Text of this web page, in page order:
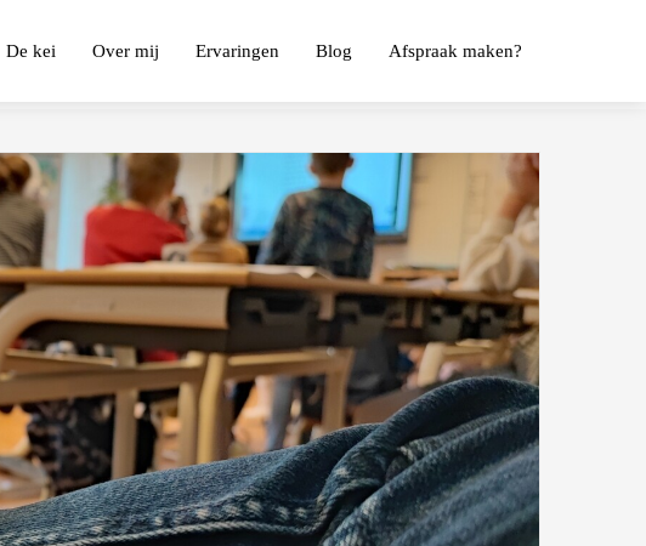
De kei Over mij Ervaringen Blog Afspraak maken?